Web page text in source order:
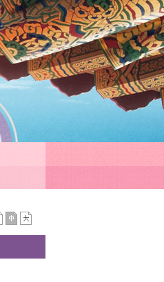
離惡視力-1.戶外活動 2.少